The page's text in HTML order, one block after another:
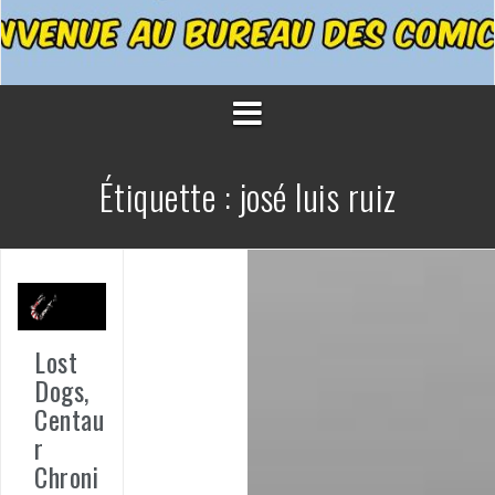
Étiquette : josé luis ruiz
Lost
Dogs,
Centau
r
Chroni